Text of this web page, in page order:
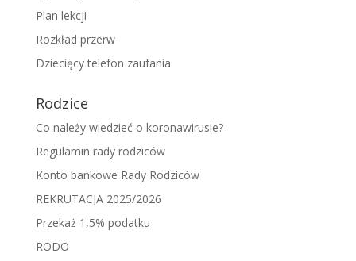
Plan lekcji
Rozkład przerw
Dziecięcy telefon zaufania
Rodzice
Co należy wiedzieć o koronawirusie?
Regulamin rady rodziców
Konto bankowe Rady Rodziców
REKRUTACJA 2025/2026
Przekaż 1,5% podatku
RODO